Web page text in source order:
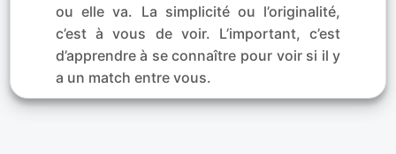
ou elle va. La simplicité ou l’originalité,
c’est à vous de voir. L’important, c’est
d’apprendre à se connaître pour voir si il y
a un match entre vous.